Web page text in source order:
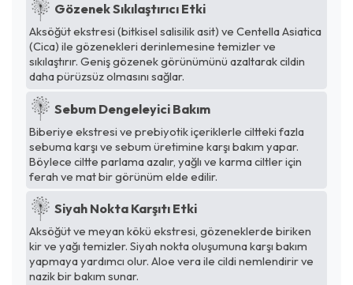
Gözenek Sıkılaştırıcı Etki
Aksöğüt ekstresi (bitkisel salisilik asit) ve Centella Asiatica
(Cica) ile gözenekleri derinlemesine temizler ve
sıkılaştırır. Geniş gözenek görünümünü azaltarak cildin
daha pürüzsüz olmasını sağlar.
Sebum Dengeleyici Bakım
Biberiye ekstresi ve prebiyotik içeriklerle ciltteki fazla
sebuma karşı ve sebum üretimine karşı bakım yapar.
Böylece ciltte parlama azalır, yağlı ve karma ciltler için
ferah ve mat bir görünüm elde edilir.
Siyah Nokta Karşıtı Etki
Aksöğüt ve meyan kökü ekstresi, gözeneklerde biriken
kir ve yağı temizler. Siyah nokta oluşumuna karşı bakım
yapmaya yardımcı olur. Aloe vera ile cildi nemlendirir ve
nazik bir bakım sunar.